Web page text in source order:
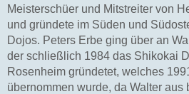
Meisterschüer und Mitstreiter von
und gründete im Süden und
Dojos. Peters Erbe ging über an
der schließlich 1984 das Shikokai
Rosenheim gründetet, welches
übernommen wurde, da Walter aus